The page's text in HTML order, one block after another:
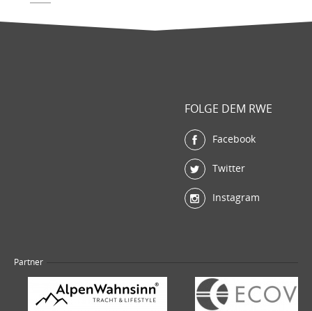
FOLGE DEM RWE
Facebook
Twitter
Instagram
Partner